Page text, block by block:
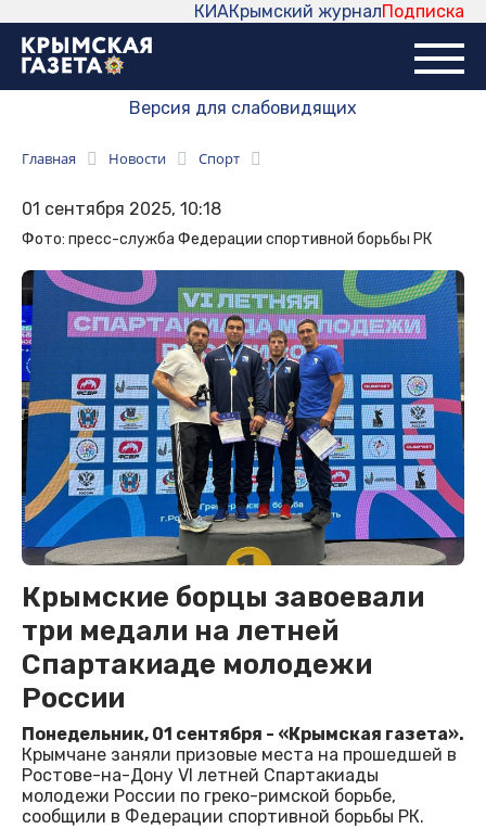
Подписка
Крымский журнал
КИА
Версия для слабовидящих
Главная Новости Спорт
01 сентября 2025, 10:18
Фото: пресс-служба Федерации спортивной борьбы РК
Крымские борцы завоевали
три медали на летней
Спартакиаде молодежи
России
Понедельник, 01 сентября - «Крымская газета».
Крымчане заняли призовые места на прошедшей в
Ростове-на-Дону VI летней Спартакиады
молодежи России по греко-римской борьбе,
сообщили в Федерации спортивной борьбы РК.